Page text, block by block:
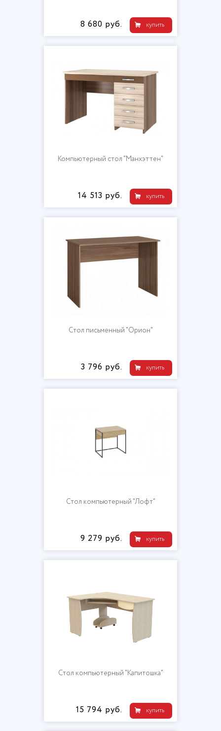
купить
8 680 руб.
Компьютерный стол "Манхэттен"
купить
14 513 руб.
Стол письменный "Орион"
купить
3 796 руб.
Стол компьютерный "Лофт"
купить
9 279 руб.
Стол компьютерный "Капитошка"
купить
15 794 руб.